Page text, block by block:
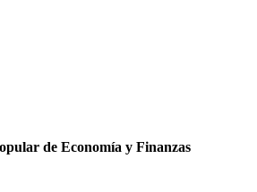
de Economía y Finanzas